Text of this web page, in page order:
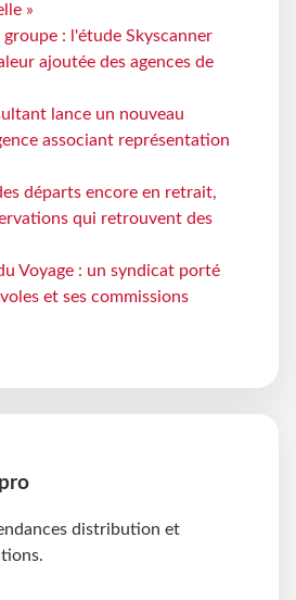
»
groupe : l'étude Skyscanner
ajoutée des agences de
lance un nouveau
associant représentation
départs encore en retrait,
qui retrouvent des
Voyage : un syndicat porté
et ses commissions
distribution et